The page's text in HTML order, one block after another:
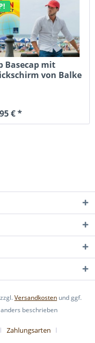
Basecap mit
von Balke
€ *
Versandkosten und ggf.
beschrieben
Zahlungsarten